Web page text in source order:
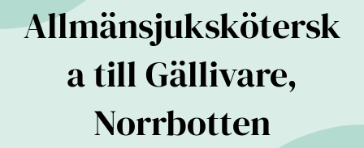
Allmänsjukskötersk
a till Gällivare,
Norrbotten